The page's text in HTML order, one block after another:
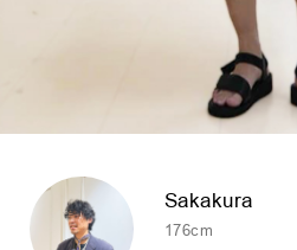
Sakakura
176cm